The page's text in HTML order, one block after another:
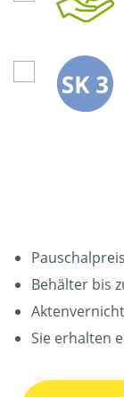
Behälter bis
Sie erhalten